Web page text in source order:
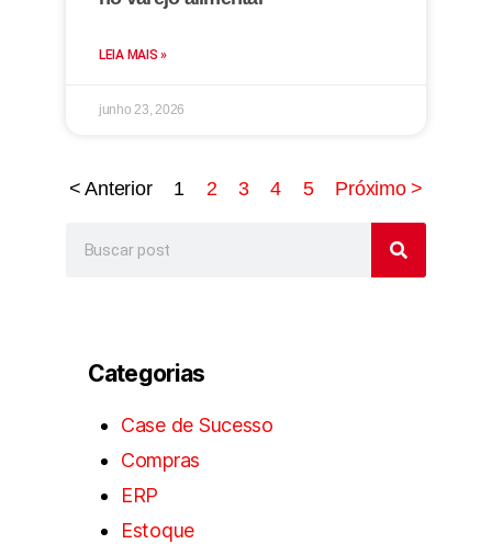
LEIA MAIS »
junho 23, 2026
< Anterior 1 2 3 4 5 Próximo >
Categorias
Case de Sucesso
Compras
ERP
Estoque